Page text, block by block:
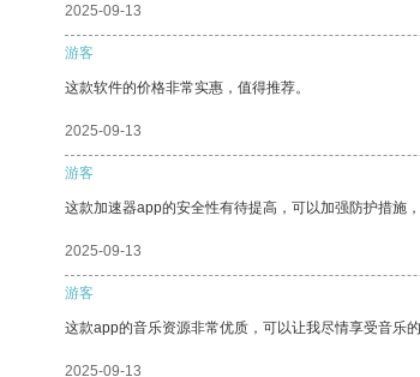
2025-09-13
游客
这款软件的价格非常实惠，值得推荐。
2025-09-13
游客
这款加速器app的安全性有待提高，可以加强防护措施
2025-09-13
游客
这款app的音乐资源非常优质，可以让我尽情享受音乐的
2025-09-13